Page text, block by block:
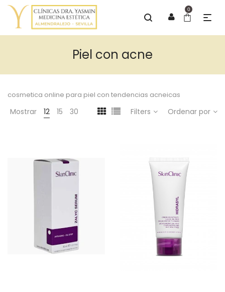
0
Piel con acne
cosmetica online para piel con tendencias acneicas
Mostrar 12 15 30 Filters Ordenar por